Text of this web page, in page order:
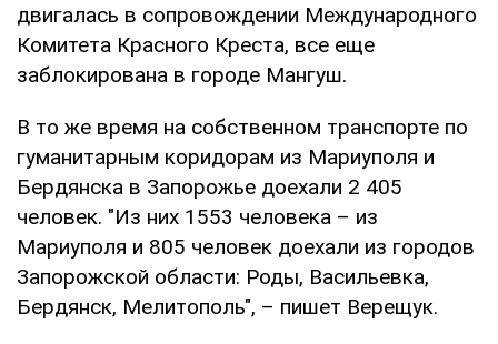
двигалась в сопровождении Международного
Комитета Красного Креста, все еще
заблокирована в городе Мангуш.
В то же время на собственном транспорте по
гуманитарным коридорам из Мариуполя и
Бердянска в Запорожье доехали 2 405
человек. "Из них 1553 человека – из
Мариуполя и 805 человек доехали из городов
Запорожской области: Роды, Васильевка,
Бердянск, Мелитополь", – пишет Верещук.